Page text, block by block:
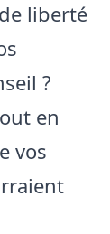
liberté
?
en
vos